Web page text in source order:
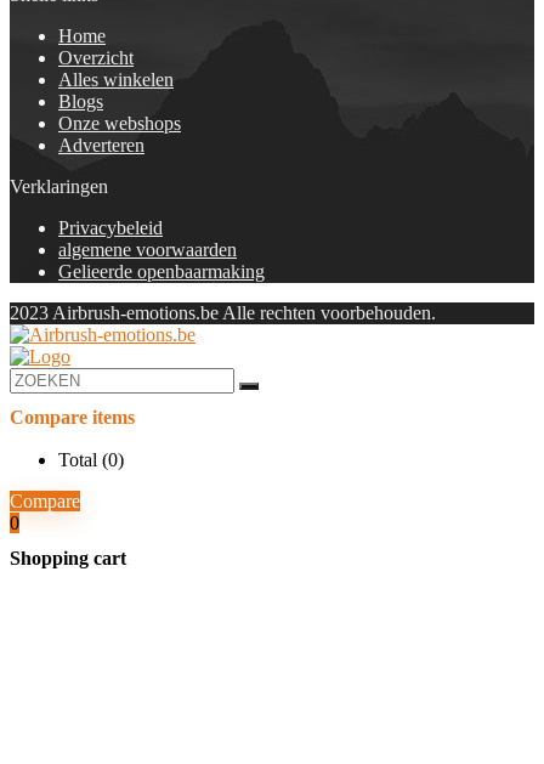
Home
Overzicht
Alles winkelen
Blogs
Onze webshops
Adverteren
Verklaringen
Privacybeleid
algemene voorwaarden
Gelieerde openbaarmaking
2023 Airbrush-emotions.be Alle rechten voorbehouden.
Compare items
Total (0)
Compare
0
Shopping cart